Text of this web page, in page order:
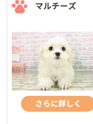
マルチーズ
さらに詳しく